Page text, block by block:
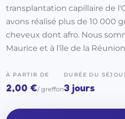
transplantation capillaire de
avons réalisé plus de 10 000
cheveux dont afro. Nous
Maurice et à l'île de la
À PARTIR DE
2,00 €/ greffon
DURÉE DU
3 jours